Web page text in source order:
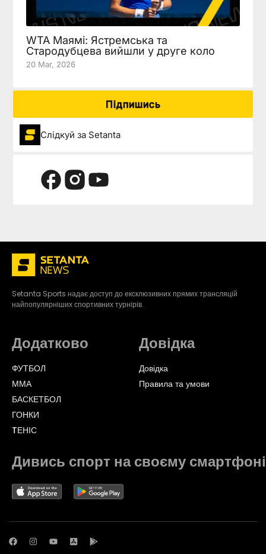
WTA Маямі: Ястремська та
Стародубцева вийшли у друге коло
20 Mar, 2026
Підпишись
Слідкуй за Setanta
Setanta Sports надає доступ до ексклюзивних прямих трансляцій
найпопулярніших спортивних турнірів.
Додатково
ФУТБОЛ
ММА
БАСКЕТБОЛ
ГОНКИ
TЕНІС
Довідка
Довідка
Правила та умови
Дивись спорт на своєму смартфоні